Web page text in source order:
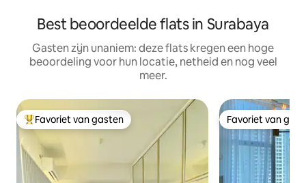
Best beoordeelde flats in Surabaya
Gasten zijn unaniem: deze flats kregen een hoge
beoordeling voor hun locatie, netheid en nog veel
meer.
Topfavoriet van gasten
Favoriet van gasten Favoriet van
Favoriet van